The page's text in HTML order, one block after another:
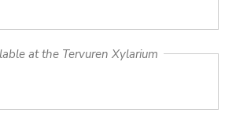
at the Tervuren Xylarium